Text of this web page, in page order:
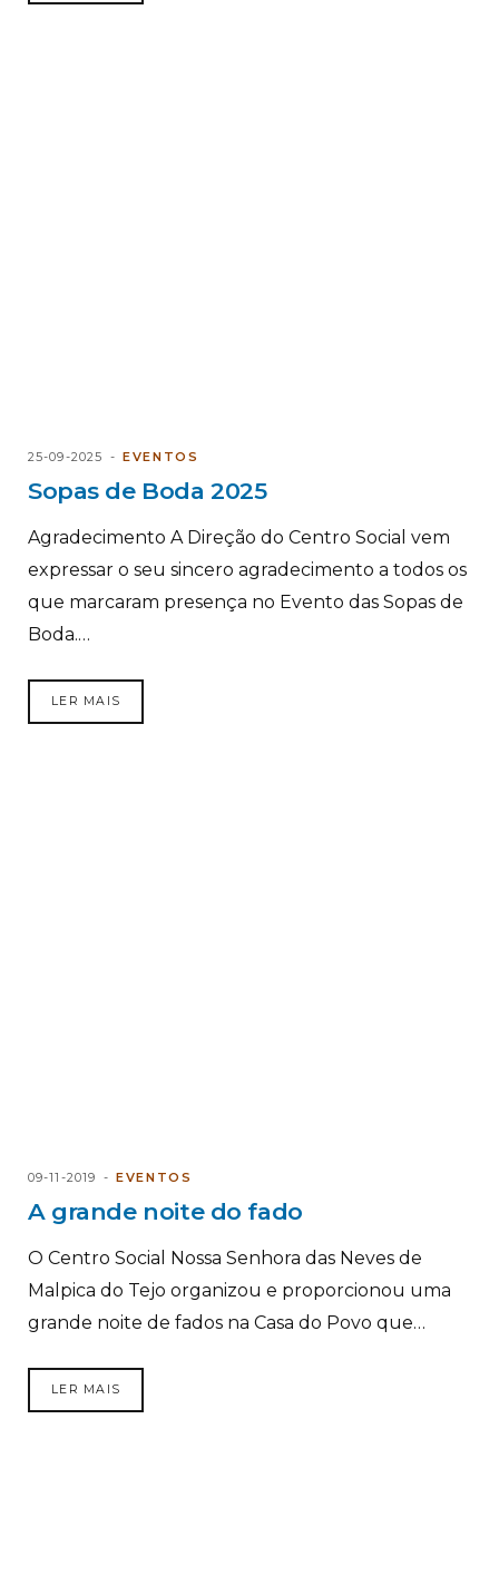
25-09-2025 EVENTOS
Sopas de Boda 2025
Agradecimento A Direção do Centro Social vem
expressar o seu sincero agradecimento a todos os
que marcaram presença no Evento das Sopas de
Boda.…
LER MAIS
09-11-2019 EVENTOS
A grande noite do fado
O Centro Social Nossa Senhora das Neves de
Malpica do Tejo organizou e proporcionou uma
grande noite de fados na Casa do Povo que…
LER MAIS